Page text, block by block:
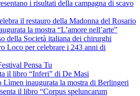
i risultati della campagna di scavo
il restauro della Madonna del Rosario
la mostra “L’amore nell’arte”
della Società italiana dei chirurghi
Loco per celebrare i 243 anni di
Pensa Tu
il libro “Inferi” di De Masi
inaugurata la mostra di Berlingeri
il libro “Corpus speluncarum